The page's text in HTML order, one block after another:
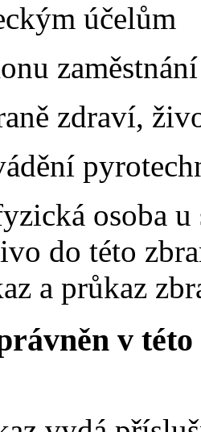
účelům
zdraví,
osoba
do této
a průkaz
v